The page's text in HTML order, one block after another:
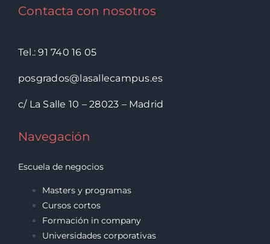
Contacta con nosotros
Tel.: 91 740 16 05
posgrados@lasallecampus.es
c/ La Salle 10 – 28023 – Madrid
Navegación
Escuela de negocios
Masters y programas
Cursos cortos
Formación in company
Universidades corporativas